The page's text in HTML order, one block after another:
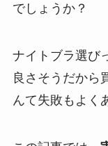
でしょうか？
ナイトブラ選び
良さそうだから
んて失敗もよく